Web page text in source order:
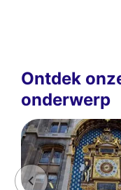
Ontdek
onderwerp